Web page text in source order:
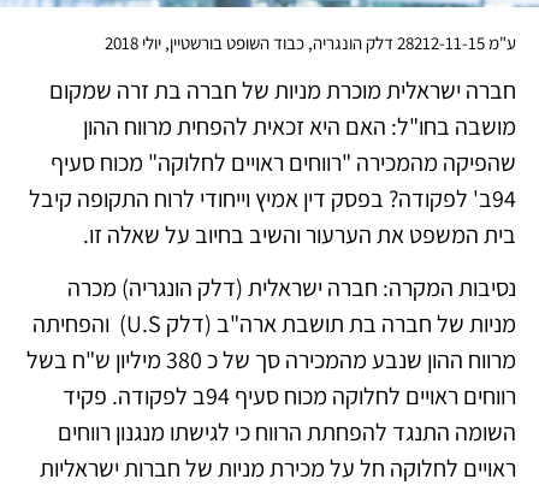
ע"מ 28212-11-15 דלק הונגריה, כבוד השופט בורשטיין, יולי 2018
חברה ישראלית מוכרת מניות של חברה בת זרה שמקום
מושבה בחו"ל: האם היא זכאית להפחית מרווח ההון
שהפיקה מהמכירה "רווחים ראויים לחלוקה" מכוח סעיף
94ב' לפקודה? בפסק דין אמיץ וייחודי לרוח התקופה קיבל
בית המשפט את הערעור והשיב בחיוב על שאלה זו.
נסיבות המקרה: חברה ישראלית (דלק הונגריה) מכרה
מניות של חברה בת תושבת ארה"ב (דלק U.S) והפחיתה
מרווח ההון שנבע מהמכירה סך של כ 380 מיליון ש"ח בשל
רווחים ראויים לחלוקה מכוח סעיף 94ב לפקודה. פקיד
השומה התנגד להפחתת הרווח כי לגישתו מנגנון רווחים
ראויים לחלוקה חל על מכירת מניות של חברות ישראליות